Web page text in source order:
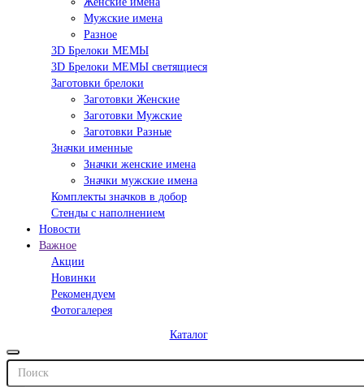
Мужские имена
Разное
3D Брелоки МЕМЫ
3D Брелоки МЕМЫ светящиеся
Заготовки брелоки
Заготовки Женские
Заготовки Мужские
Заготовки Разные
Значки именные
Значки женские имена
Значки мужские имена
Комплекты значков в добор
Стенды с наполнением
Новости
Важное
Акции
Новинки
Рекомендуем
Фотогалерея
Каталог